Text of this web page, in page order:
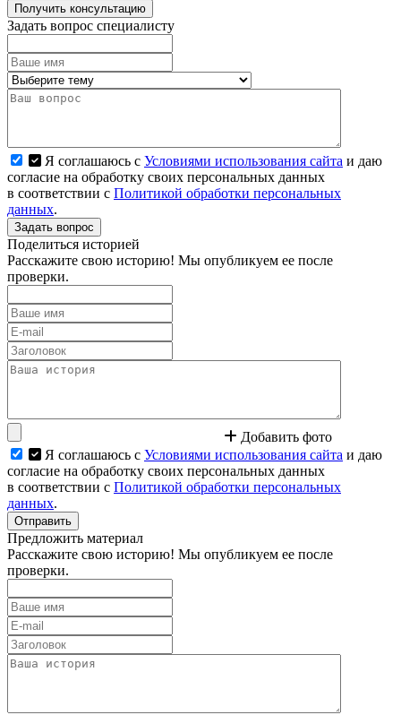
Получить консультацию
Задать вопрос специалисту
Я соглашаюсь с Условиями использования сайта и даю
согласие на обработку своих персональных данных
в соответствии с Политикой обработки персональных
данных.
Задать вопрос
Поделиться историей
Расскажите свою историю! Мы опубликуем ее после
проверки.
Добавить фото
Я соглашаюсь с Условиями использования сайта и даю
согласие на обработку своих персональных данных
в соответствии с Политикой обработки персональных
данных.
Отправить
Предложить материал
Расскажите свою историю! Мы опубликуем ее после
проверки.